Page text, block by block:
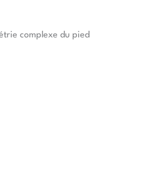
complexe du pied